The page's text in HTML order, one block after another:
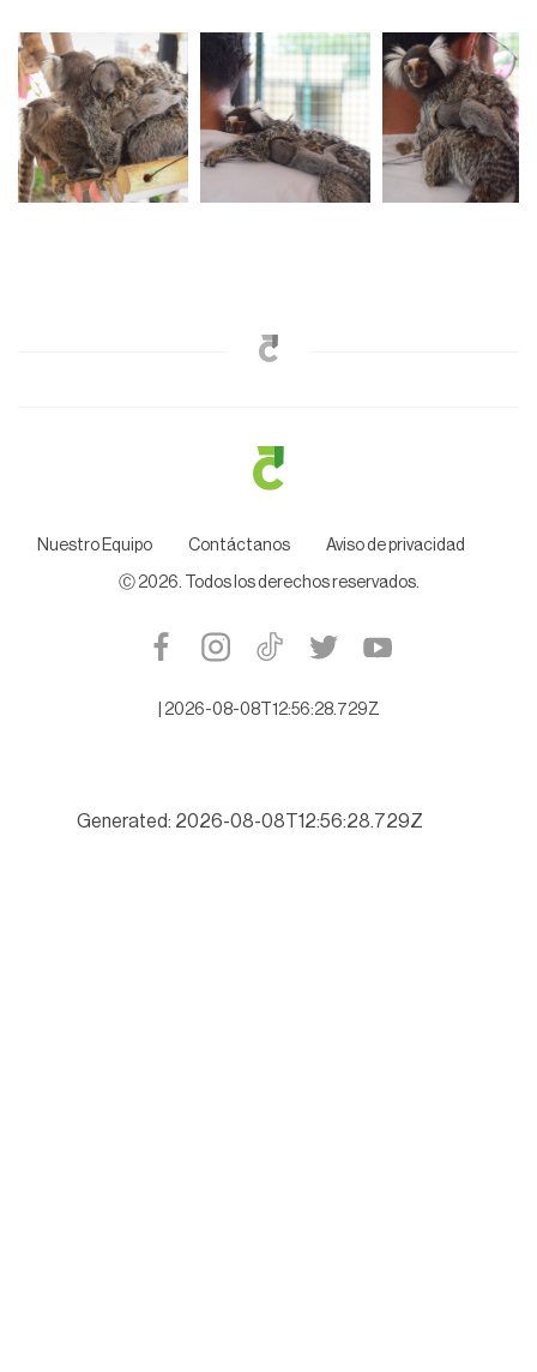
Nuestro Equipo Contáctanos Aviso de privacidad
Ⓒ 2026. Todos los derechos reservados.
2026-08-08T12:56:28.729Z
Generated: 2026-08-08T12:56:28.729Z